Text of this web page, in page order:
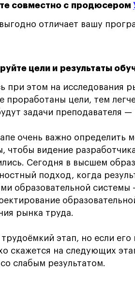
совместно с продюсером
отличает вашу
цели и результаты
при этом на исследования
проработаны цели, тем
задачи преподавателя
очень важно определить
чтобы видение
Сегодня в высшем
подход, когда
образовательной
рынка труда.
этап, но если
скажется на следующих
слабым результатом.